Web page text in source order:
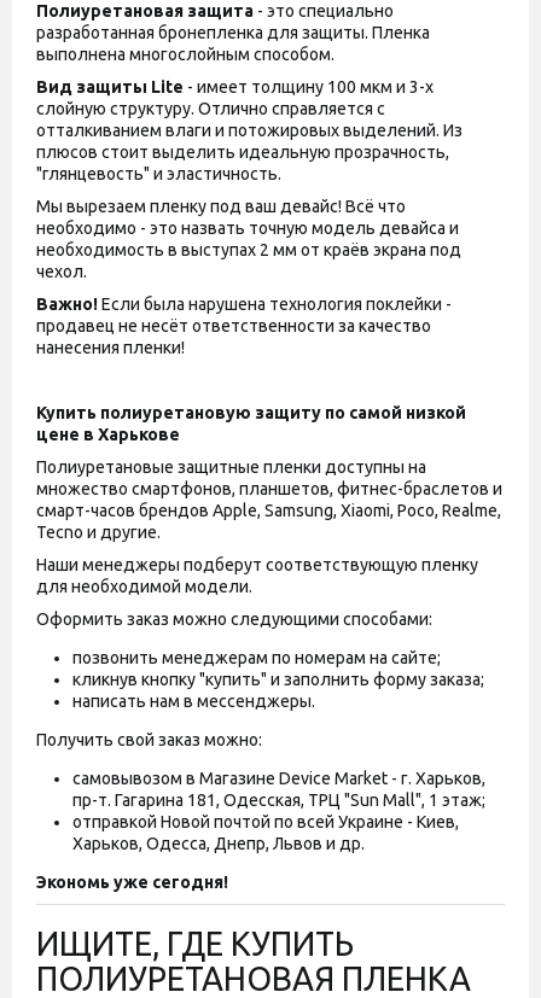
Полиуретановая защита - это специально
разработанная бронепленка для защиты. Пленка
выполнена многослойным способом.
Вид защиты Lite - имеет толщину 100 мкм и 3-х
слойную структуру. Отлично справляется с
отталкиванием влаги и потожировых выделений. Из
плюсов стоит выделить идеальную прозрачность,
"глянцевость" и эластичность.
Мы вырезаем пленку под ваш девайс! Всё что
необходимо - это назвать точную модель девайса и
необходимость в выступах 2 мм от краёв экрана под
чехол.
Важно!Если была нарушена технология поклейки -
продавец не несёт ответственности за качество
нанесения пленки!
Купить полиуретановую защиту по самой низкой
цене в Харькове
Полиуретановые защитные пленки доступны на
множество смартфонов, планшетов, фитнес-браслетов и
смарт-часов брендов Apple, Samsung, Xiaomi, Poco, Realme,
Tecno и другие.
Наши менеджеры подберут соответствующую пленку
для необходимой модели.
Оформить заказ можно следующими способами:
позвонить менеджерам по номерам на сайте;
кликнув кнопку "купить" и заполнить форму заказа;
написать нам в мессенджеры.
Получить свой заказ можно:
самовывозом в Магазине Device Market - г. Харьков,
пр-т. Гагарина 181, Одесская, ТРЦ "Sun Mall", 1 этаж;
отправкой Новой почтой по всей Украине - Киев,
Харьков, Одесса, Днепр, Львов и др.
Экономь уже сегодня!
ИЩИТЕ, ГДЕ КУПИТЬ
ПОЛИУРЕТАНОВАЯ ПЛЕНКА